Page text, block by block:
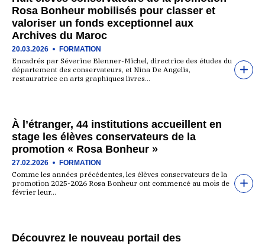
Rosa Bonheur mobilisés pour classer et
valoriser un fonds exceptionnel aux
Archives du Maroc
20.03.2026 FORMATION
Encadrés par Séverine Blenner-Michel, directrice des études du
département des conservateurs, et Nina De Angelis,
restauratrice en arts graphiques livres…
À l’étranger, 44 institutions accueillent en
stage les élèves conservateurs de la
promotion « Rosa Bonheur »
27.02.2026 FORMATION
Comme les années précédentes, les élèves conservateurs de la
promotion 2025-2026 Rosa Bonheur ont commencé au mois de
février leur…
Découvrez le nouveau portail des